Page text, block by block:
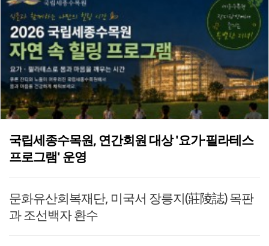
국립세종수목원, 연간회원 대상 '요가·필라테스
프로그램' 운영
문화유산회복재단, 미국서 장릉지(莊陵誌) 목판
과 조선백자 환수